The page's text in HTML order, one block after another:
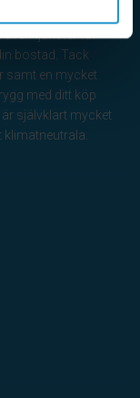
även tjänster för
bostad. Tack
samt en mycket
med ditt köp
självklart mycket